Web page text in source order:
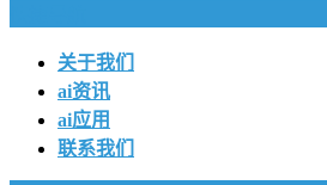
关于我们
ai资讯
ai应用
联系我们